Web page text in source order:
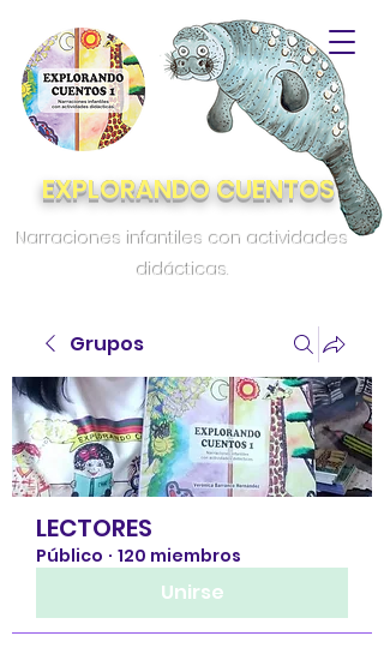
EXPLORANDO CUENTOS
Narraciones infantiles con actividades
didácticas.
Grupos
LECTORES
Público · 120 miembros
Unirse